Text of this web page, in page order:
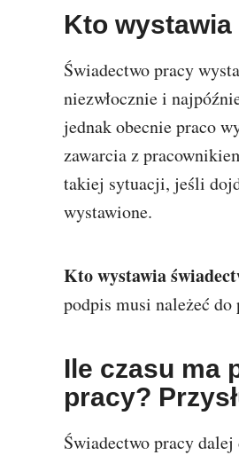
Kto
Świadectwo pracy
niezwłocznie i
jednak obecnie praco
zawarcia z
takiej sytuacji, jeśli
wystawione.
Kto wystawia
podpis musi należeć do
Ile czasu ma
pracy?
Świadectwo pracy dalej